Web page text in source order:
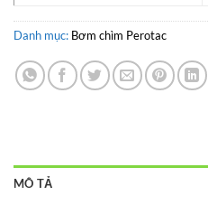
Danh mục: Bơm chìm Perotac
MÔ TẢ